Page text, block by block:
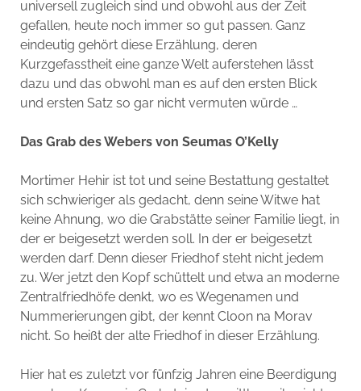
universell zugleich sind und obwohl aus der Zeit
gefallen, heute noch immer so gut passen. Ganz
eindeutig gehört diese Erzählung, deren
Kurzgefasstheit eine ganze Welt auferstehen lässt
dazu und das obwohl man es auf den ersten Blick
und ersten Satz so gar nicht vermuten würde …
Das Grab des Webers von Seumas O’Kelly
Mortimer Hehir ist tot und seine Bestattung gestaltet
sich schwieriger als gedacht, denn seine Witwe hat
keine Ahnung, wo die Grabstätte seiner Familie liegt, in
der er beigesetzt werden soll. In der er beigesetzt
werden darf. Denn dieser Friedhof steht nicht jedem
zu. Wer jetzt den Kopf schüttelt und etwa an moderne
Zentralfriedhöfe denkt, wo es Wegenamen und
Nummerierungen gibt, der kennt Cloon na Morav
nicht. So heißt der alte Friedhof in dieser Erzählung.
Hier hat es zuletzt vor fünfzig Jahren eine Beerdigung